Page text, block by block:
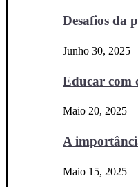
Desafios da
Junho 30, 2025
Educar com
Maio 20, 2025
A
Maio 15, 2025